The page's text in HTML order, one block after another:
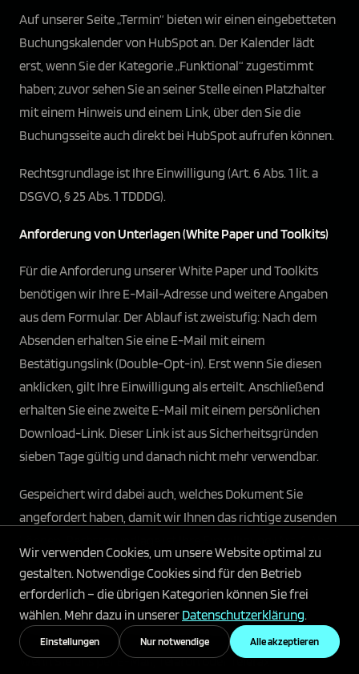
Auf unserer Seite „Termin“ bieten wir einen eingebetteten
Buchungskalender von HubSpot an. Der Kalender lädt
erst, wenn Sie der Kategorie „Funktional“ zugestimmt
haben; zuvor sehen Sie an seiner Stelle einen Platzhalter
mit einem Hinweis und einem Link, über den Sie die
Buchungsseite auch direkt bei HubSpot aufrufen können.
Rechtsgrundlage ist Ihre Einwilligung (Art. 6 Abs. 1 lit. a
DSGVO, § 25 Abs. 1 TDDDG).
Anforderung von Unterlagen (White Paper und Toolkits)
Für die Anforderung unserer White Paper und Toolkits
benötigen wir Ihre E-Mail-Adresse und weitere Angaben
aus dem Formular. Der Ablauf ist zweistufig: Nach dem
Absenden erhalten Sie eine E-Mail mit einem
Bestätigungslink (Double-Opt-in). Erst wenn Sie diesen
anklicken, gilt Ihre Einwilligung als erteilt. Anschließend
erhalten Sie eine zweite E-Mail mit einem persönlichen
Download-Link. Dieser Link ist aus Sicherheitsgründen
sieben Tage gültig und danach nicht mehr verwendbar.
Gespeichert wird dabei auch, welches Dokument Sie
angefordert haben, damit wir Ihnen das richtige zusenden
lit. a DSGVO), die Sie jederzeit für die Zukunft widerrufen
können.
Anfrage per E-Mail, Telefon oder Telefax
Wenn Sie uns per E-Mail, Telefon oder Telefax
Wir verwenden Cookies, um unsere Website optimal zu
gestalten. Notwendige Cookies sind für den Betrieb
erforderlich – die übrigen Kategorien können Sie frei
wählen. Mehr dazu in unserer Datenschutzerklärung.
Einstellungen Nur notwendige Alle akzeptieren